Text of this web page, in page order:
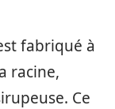
fabriqué à
racine,
Ce